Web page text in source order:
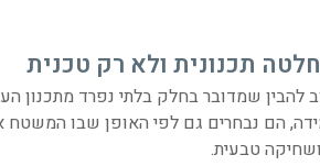
תכנונית ולא רק טכנית
להבין שמדובר בחלק בלתי נפרד מתכנון
הם נבחרים גם לפי האופן שבו המשטח
טבעית.